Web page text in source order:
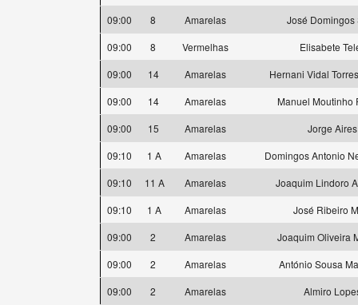
09:00
8 Amarelas
José Domingos
09:00
8 Vermelhas
Elisabete
09:00
14 Amarelas
Hernani Vidal
09:00
14 Amarelas
Manuel Moutinho
09:00
15 Amarelas
Jorge Aires
09:10
1 A Amarelas
Domingos Antonio
09:10
11 A Amarelas
Joaquim Lindoro
09:10
1 A Amarelas
José Ribeiro
09:00
2 Amarelas
Joaquim Oliveira
09:00
2 Amarelas
António Sousa
09:00
2 Amarelas
Almiro